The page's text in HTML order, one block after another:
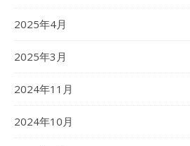
2025年4月
2025年3月
2024年11月
2024年10月